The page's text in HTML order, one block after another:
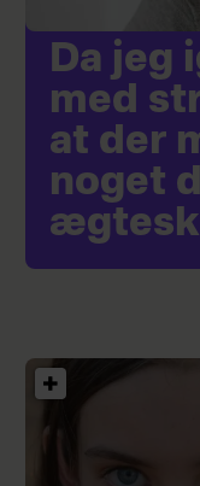
Da jeg
med
at der
noget